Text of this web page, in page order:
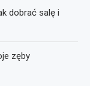
dobrać salę i
zęby